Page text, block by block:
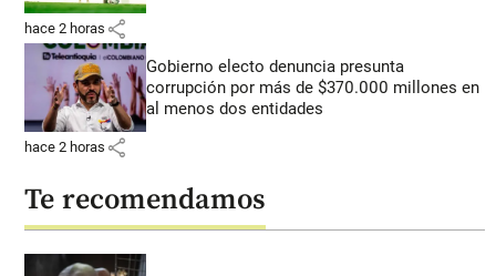
hace 2 horas share
Gobierno electo denuncia presunta
corrupción por más de $370.000 millones en
al menos dos entidades
hace 2 horas share
Te recomendamos